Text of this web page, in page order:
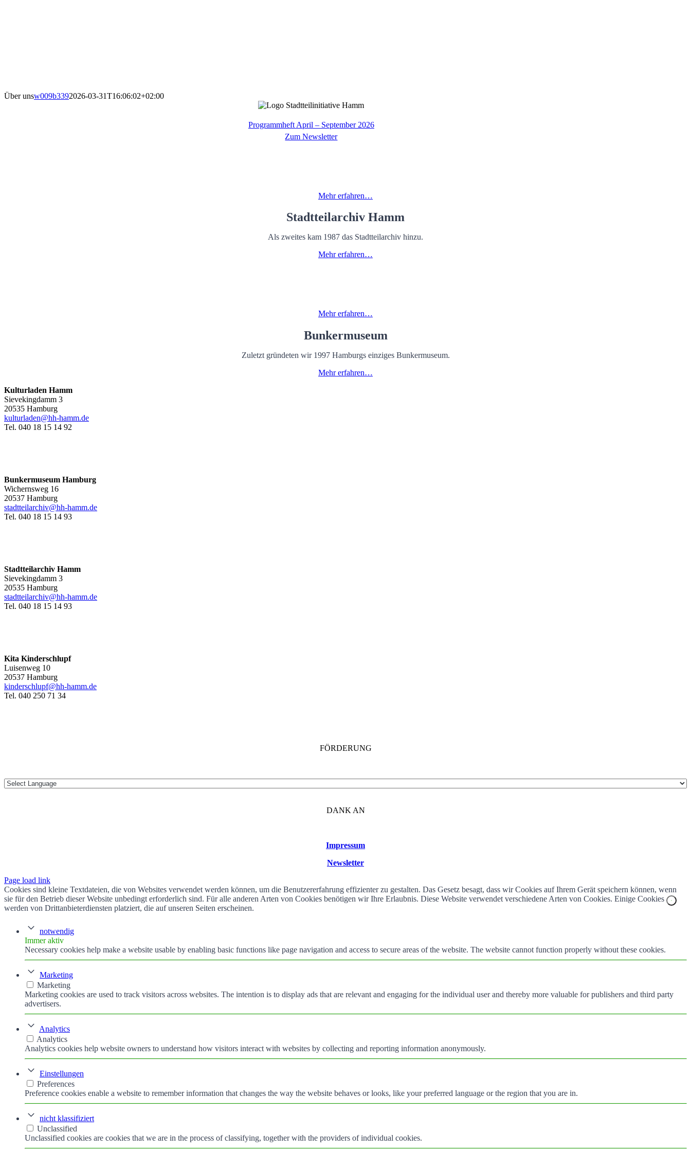
Über unsw009b3392026-03-31T16:06:02+02:00
Programmheft April – September 2026
Zum Newsletter
Mehr erfahren…
Stadtteilarchiv Hamm
Als zweites kam 1987 das Stadtteilarchiv hinzu.
Mehr erfahren…
Mehr erfahren…
Bunkermuseum
Zuletzt gründeten wir 1997 Hamburgs einziges Bunkermuseum.
Mehr erfahren…
Kulturladen Hamm
Sievekingdamm 3
20535 Hamburg
kulturladen@hh-hamm.de
Tel. 040 18 15 14 92
Bunkermuseum Hamburg
Wichernsweg 16
20537 Hamburg
stadtteilarchiv@hh-hamm.de
Tel. 040 18 15 14 93
Stadtteilarchiv Hamm
Sievekingdamm 3
20535 Hamburg
stadtteilarchiv@hh-hamm.de
Tel. 040 18 15 14 93
Kita Kinderschlupf
Luisenweg 10
20537 Hamburg
kinderschlupf@hh-hamm.de
Tel. 040 250 71 34
FÖRDERUNG
DANK AN
Impressum
Newsletter
Page load link
Cookies sind kleine Textdateien, die von Websites verwendet werden können, um die Benutzererfahrung effizienter zu gestalten. Das Gesetz besagt, dass wir Cookies auf Ihrem Gerät speichern können, wenn
sie für den Betrieb dieser Website unbedingt erforderlich sind. Für alle anderen Arten von Cookies benötigen wir Ihre Erlaubnis. Diese Website verwendet verschiedene Arten von Cookies. Einige Cookies
werden von Drittanbieterdiensten platziert, die auf unseren Seiten erscheinen.
notwendig
Immer aktiv
Necessary cookies help make a website usable by enabling basic functions like page navigation and access to secure areas of the website. The website cannot function properly without these cookies.
Marketing
Marketing
Marketing cookies are used to track visitors across websites. The intention is to display ads that are relevant and engaging for the individual user and thereby more valuable for publishers and third party
advertisers.
Analytics
Analytics
Analytics cookies help website owners to understand how visitors interact with websites by collecting and reporting information anonymously.
Einstellungen
Preferences
Preference cookies enable a website to remember information that changes the way the website behaves or looks, like your preferred language or the region that you are in.
nicht klassifiziert
Unclassified
Unclassified cookies are cookies that we are in the process of classifying, together with the providers of individual cookies.